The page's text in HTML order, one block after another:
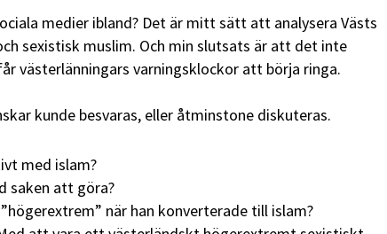
medier ibland? Det är mitt sätt att analysera Västs
sexistisk muslim. Och min slutsats är att det inte
västerlänningars varningsklockor att börja ringa.
kunde besvaras, eller åtminstone diskuteras.
med islam?
saken att göra?
när han konverterade till islam?